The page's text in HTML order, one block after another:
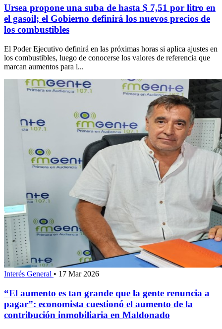
Ursea propone una suba de hasta $ 7,51 por litro en
el gasoil; el Gobierno definirá los nuevos precios de
los combustibles
El Poder Ejecutivo definirá en las próximas horas si aplica ajustes en
los combustibles, luego de conocerse los valores de referencia que
marcan aumentos para l...
Interés General • 17 Mar 2026
“El aumento es tan grande que la gente renuncia a
pagar”: economista cuestionó el aumento de la
contribución inmobiliaria en Maldonado